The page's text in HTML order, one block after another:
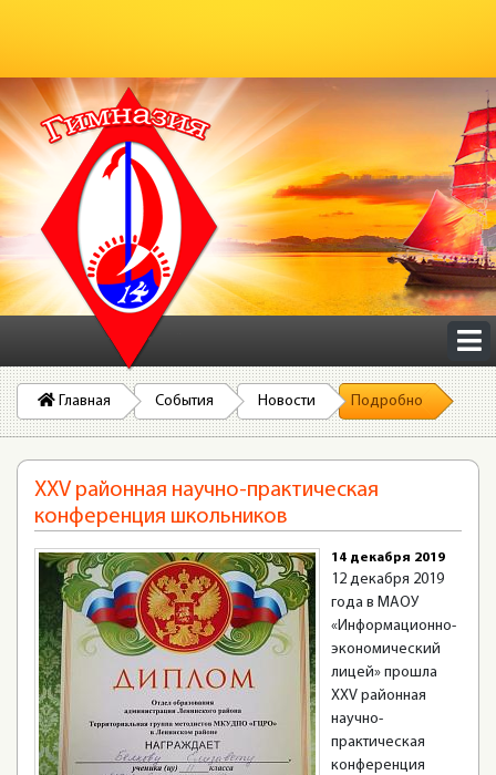
Главная События Новости Подробно
XXV районная научно-практическая
конференция школьников
14 декабря 2019
12 декабря 2019
года в МАОУ
«Информационно-
экономический
лицей» прошла
XXV районная
научно-
практическая
конференция